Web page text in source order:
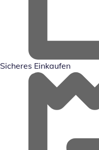
Sicheres Einkaufen